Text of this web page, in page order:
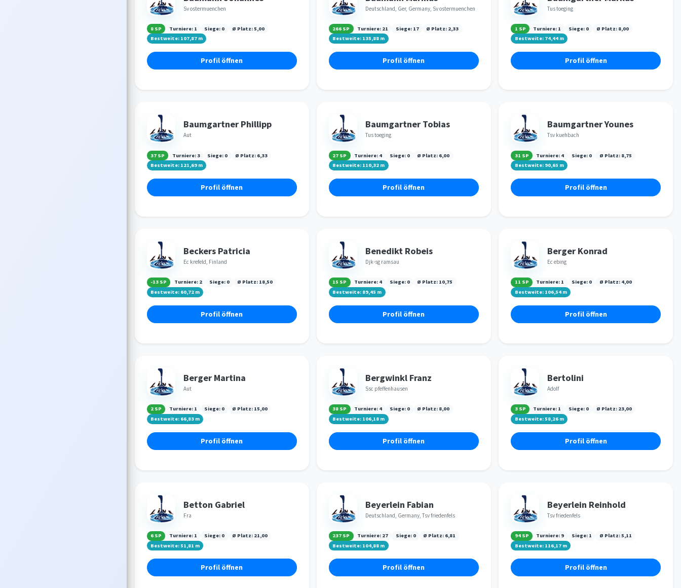
Sv ostermuenchen
8 SP Turniere: 1 Siege: 0 Ø Platz:5,00
Bestweite: 107,87m
Profil öffnen
Deutschland, Ger, Germany, Sv ostermuenchen
266 SP Turniere: 21 Siege: 17 Ø Platz: 2,33
Bestweite: 135,88 m
Profil öffnen
Tus toeging
1 SP Turniere: 1 Siege: 0 Ø Platz: 8,00
Bestweite: 74,44m
Profil öffnen
Baumgartner Phillipp
Aut
37 SP Turniere: 3 Siege: 0 Ø Platz: 6,33
Bestweite: 121,69m
Profil öffnen
Baumgartner Tobias
Tus toeging
27 SP Turniere: 4 Siege: 0 Ø Platz: 6,00
Bestweite: 110,32 m
Profil öffnen
Baumgartner Younes
Tsv kuehbach
31 SP Turniere: 4 Siege: 0 Ø Platz: 8,75
Bestweite: 90,65 m
Profil öffnen
Beckers Patricia
Ec krefeld, Finland
-13 SP Turniere: 2 Siege: 0 Ø Platz: 18,50
Bestweite: 60,72m
Profil öffnen
Benedikt Robeis
Djk-sg ramsau
15 SP Turniere: 4 Siege: 0 Ø Platz: 10,75
Bestweite: 89,45 m
Profil öffnen
Berger Konrad
Ec ebing
11 SP Turniere: 1 Siege: 0 Ø Platz: 4,00
Bestweite: 106,54m
Profil öffnen
Berger Martina
Aut
2 SP Turniere: 1 Siege: 0 Ø Platz: 15,00
Bestweite: 66,83m
Profil öffnen
Bergwinkl Franz
Ssc pfeffenhausen
38 SP Turniere: 4 Siege: 0 Ø Platz: 8,00
Bestweite: 106,18 m
Profil öffnen
Bertolini
Adolf
3 SP Turniere: 1 Siege: 0 Ø Platz: 23,00
Bestweite:58,26m
Profil öffnen
Betton Gabriel
Fra
6 SP Turniere: 1 Siege: 0 Ø Platz: 21,00
Bestweite:51,81 m
Profil öffnen
Beyerlein Fabian
Deutschland, Germany, Tsv friedenfels
237 SP Turniere: 27 Siege: 0 Ø Platz: 6,81
Bestweite: 104,88 m
Profil öffnen
Beyerlein Reinhold
Tsv friedenfels
94 SP Turniere: 9 Siege: 1 Ø Platz:5,11
Bestweite: 116,17m
Profil öffnen